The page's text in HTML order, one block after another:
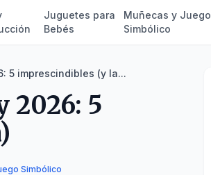
Juguetes para
Bebés
Muñecas y Juego
Simbólico
5 imprescindibles (y la...
2026: 5
Simbólico